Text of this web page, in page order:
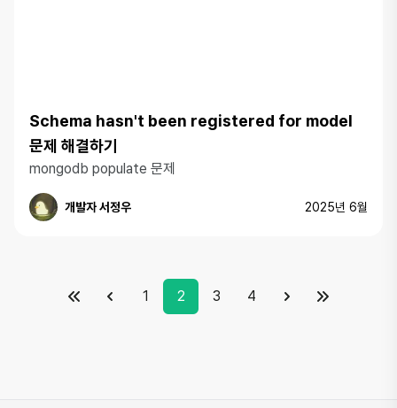
Schema hasn't been registered for model
문제 해결하기
mongodb populate 문제
개발자 서정우 2025년 6월
처음 페이지이전 페이지
1 2 3 4
다음 페이지마지막 페이